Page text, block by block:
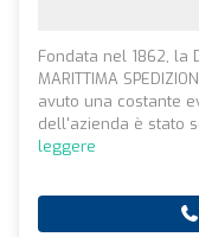
Fondata nel 1862, la
MARITTIMA
avuto una costante
dell'azienda è stato
leggere